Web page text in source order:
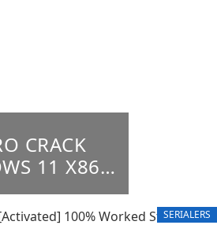
CRACK
11 X86-
SERIALERS